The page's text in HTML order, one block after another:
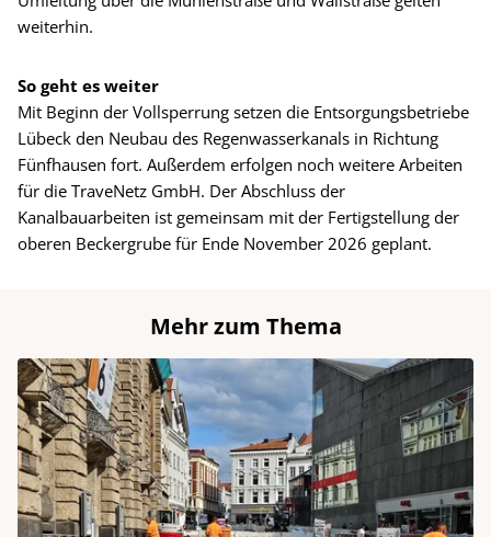
weiterhin.
So geht es weiter
Mit Beginn der Vollsperrung setzen die Entsorgungsbetriebe
Lübeck den Neubau des Regenwasserkanals in Richtung
Fünfhausen fort. Außerdem erfolgen noch weitere Arbeiten
für die TraveNetz GmbH. Der Abschluss der
Kanalbauarbeiten ist gemeinsam mit der Fertigstellung der
oberen Beckergrube für Ende November 2026 geplant.
Mehr zum Thema